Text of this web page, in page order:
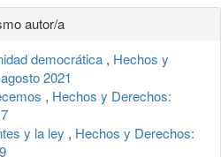
autor/a
democrática , Hechos y
2021
, Hechos y Derechos:
y la ley , Hechos y Derechos: